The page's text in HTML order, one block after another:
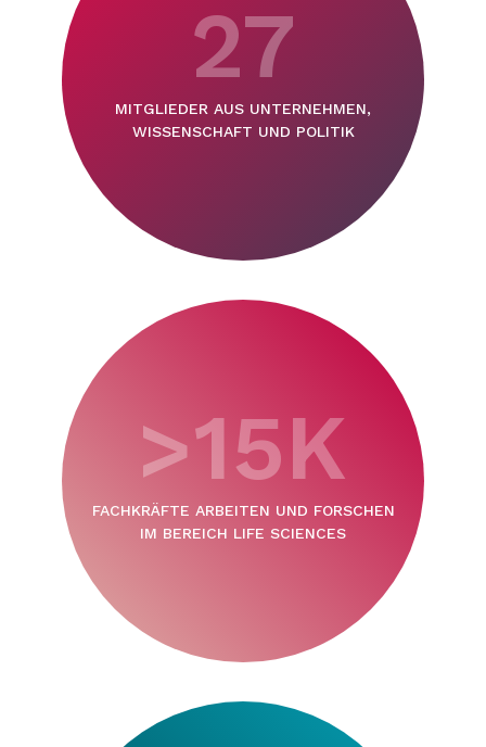
27
MITGLIEDER AUS UNTERNEHMEN,
WISSENSCHAFT UND POLITIK
>15K
FACHKRÄFTE ARBEITEN UND FORSCHEN
IM BEREICH LIFE SCIENCES